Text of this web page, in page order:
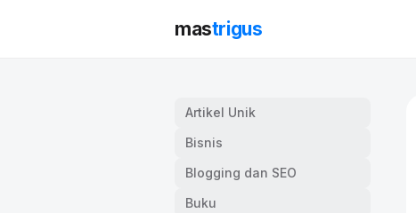
mastrigus
Artikel Unik
Bisnis
Blogging dan SEO
Buku